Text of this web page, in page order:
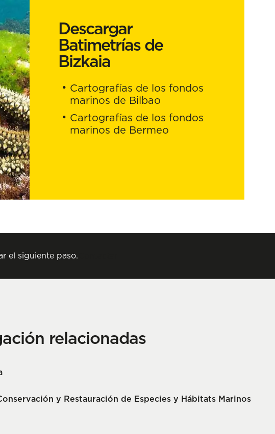
Descargar
Batimetrías de
Bizkaia
Cartografías de los fondos
marinos de Bilbao
Cartografías de los fondos
marinos de Bermeo
el siguiente paso.
relacionadas
y Restauración de Especies y Hábitats Marinos